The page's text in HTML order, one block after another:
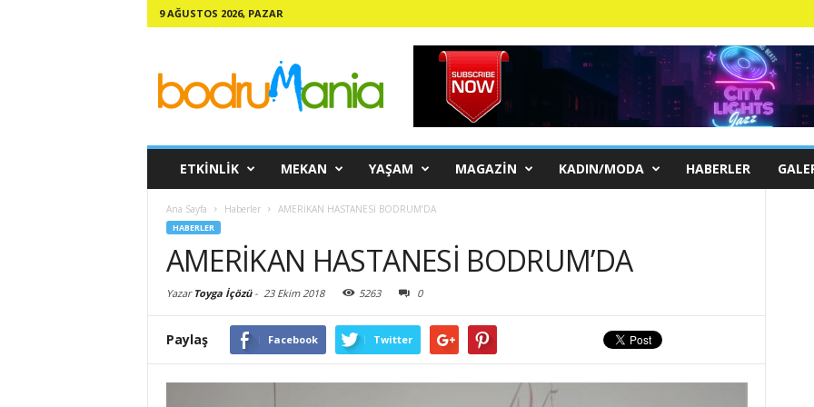
9 AĞUSTOS 2026, PAZAR
ETKINLIK MEKAN YAŞAM MAGAZIN KADIN/MODA HABERLER
Ana Sayfa Haberler AMERİKAN HASTANESİ BODRUM’DA
HABERLER
AMERİKAN HASTANESİ BODRUM’DA
Yazar Toyga İçözü- 23 Ekim 2018 5263 0
Paylaş Facebook Twitter